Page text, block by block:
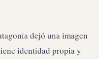
dejó una imagen
identidad propia y